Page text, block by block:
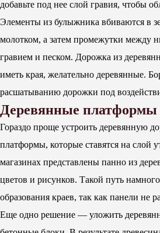
добавьте под нее слой гравия, чтобы
Элементы из булыжника вбиваются в
молотком, а затем промежутки между
гравием и песком. Дорожка из
иметь края, желательно деревянные.
расшатыванию дорожки под
Деревянные платформы
Гораздо проще устроить деревянную
платформы, которые ставятся на слой
магазинах представлены панно из
цветов и рисунков. Такой путь
образования краев, так как панели не
Еще одно решение — уложить